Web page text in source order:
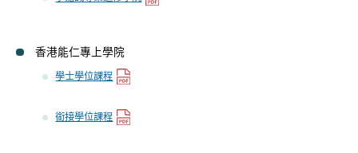
香港能仁專上學院
學士學位課程
銜接學位課程